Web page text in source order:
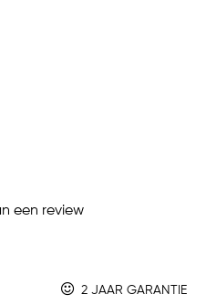
een review
2 JAAR GARANTIE